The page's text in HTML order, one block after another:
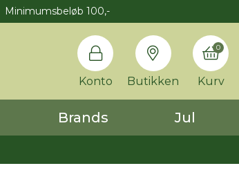
Minimumsbeløb 100,-
Konto Butikken Kurv
0
Brands Jul